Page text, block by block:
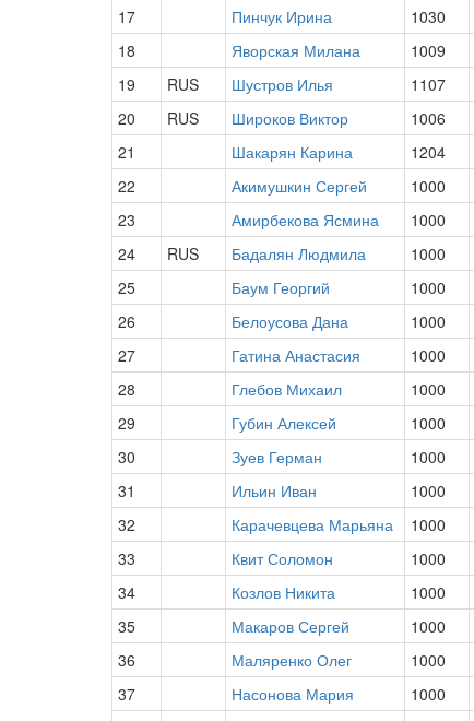
17
Пинчук Ирина 1030
18
Яворская Милана 1009
19
RUS Шустров Илья 1107
20
RUS Широков Виктор 1006
21
Шакарян Карина 1204
22
Акимушкин Сергей 1000
23
Амирбекова Ясмина 1000
24
RUS Бадалян Людмила 1000
25
Баум Георгий 1000
26
Белоусова Дана 1000
27
Гатина Анастасия 1000
28
Глебов Михаил 1000
29
Губин Алексей 1000
30
Зуев Герман 1000
31
Ильин Иван 1000
32
Карачевцева Марьяна 1000
33
Квит Соломон 1000
34
Козлов Никита 1000
35
Макаров Сергей 1000
36
Маляренко Олег 1000
37
Насонова Мария 1000